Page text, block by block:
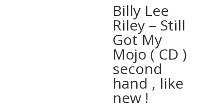
Billy Lee
Riley – Still
Got My
Mojo ( CD )
second
hand , like
new !